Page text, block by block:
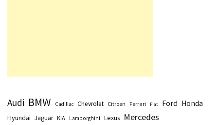
Audi BMW Cadillac Chevrolet Citroen Ferrari Fiat Ford Honda
Hyundai Jaguar KIA Lamborghini Lexus Mercedes